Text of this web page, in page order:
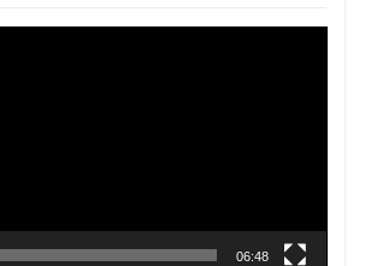
06:48